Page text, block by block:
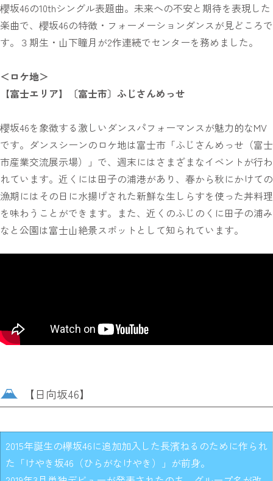
櫻坂46の10thシングル表題曲。未来への不安と期待を表現した
楽曲で、櫻坂46の特徴・フォーメーションダンスが見どころで
す。３期生・山下瞳月が2作連続でセンターを務めました。
＜ロケ地＞
【富士エリア】〔富士市〕ふじさんめっせ
櫻坂46を象徴する激しいダンスパフォーマンスが魅力的なMV
です。ダンスシーンのロケ地は富士市「ふじさんめっせ（富士
市産業交流展示場）」で、週末にはさまざまなイベントが行わ
れています。近くには田子の浦港があり、春から秋にかけての
漁期にはその日に水揚げされた新鮮な生しらすを使った丼料理
を味わうことができます。また、近くのふじのくに田子の浦み
なと公園は富士山絶景スポットとして知られています。
【日向坂46】
2015年誕生の欅坂46に追加加入した長濱ねるのために作られ
た「けやき坂46（ひらがなけやき）」が前身。